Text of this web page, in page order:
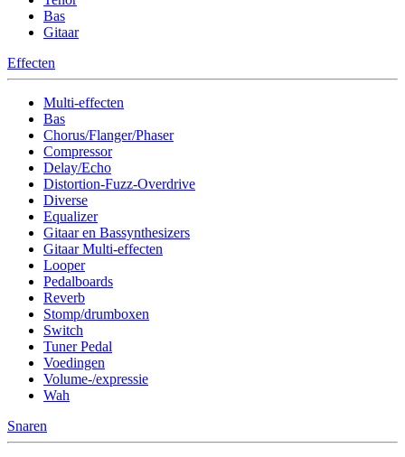
Bas
Gitaar
Effecten
Multi-effecten
Bas
Chorus/Flanger/Phaser
Compressor
Delay/Echo
Distortion-Fuzz-Overdrive
Diverse
Equalizer
Gitaar en Bassynthesizers
Gitaar Multi-effecten
Looper
Pedalboards
Reverb
Stomp/drumboxen
Switch
Tuner Pedal
Voedingen
Volume-/expressie
Wah
Snaren